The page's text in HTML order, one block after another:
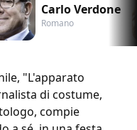
Carlo Verdone
Romano
"L'apparato
di costume,
compie